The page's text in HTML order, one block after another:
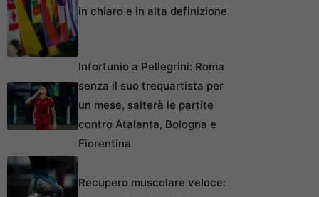
in chiaro e in alta definizione
Infortunio a Pellegrini: Roma
senza il suo trequartista per
un mese, salterà le partite
contro Atalanta, Bologna e
Fiorentina
Recupero muscolare veloce: